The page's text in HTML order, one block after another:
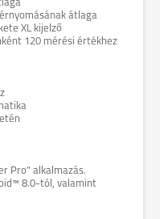
átlaga
XL kijelző
120 mérési értékhez
Pro” alkalmazás.
8.0-tól, valamint